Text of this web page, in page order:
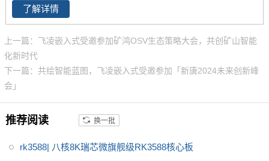
业设计的EMS能量控制单元产
品，设计兼具高性能，多接口，
低功耗，广泛满足各类储能系统
的本地能源管理应用需求。FCU
2601嵌入式控制单元综合考虑到
了储能行业不同场景的差异化需
等方面都做了充分的准备，以确
保产品的适用性、稳定性和可靠
性。适用工商业储能、电网侧储
了解详情
上一篇：飞凌嵌入式受邀参加矿鸿OSV生态策略大会，共创矿山智能
化新时代
下一篇：共绘智能蓝图，飞凌嵌入式受邀参加「新唐2024未来创新峰
会」
推荐阅读 换一批
rk3588| 八核8K瑞芯微旗舰级RK3588核心板